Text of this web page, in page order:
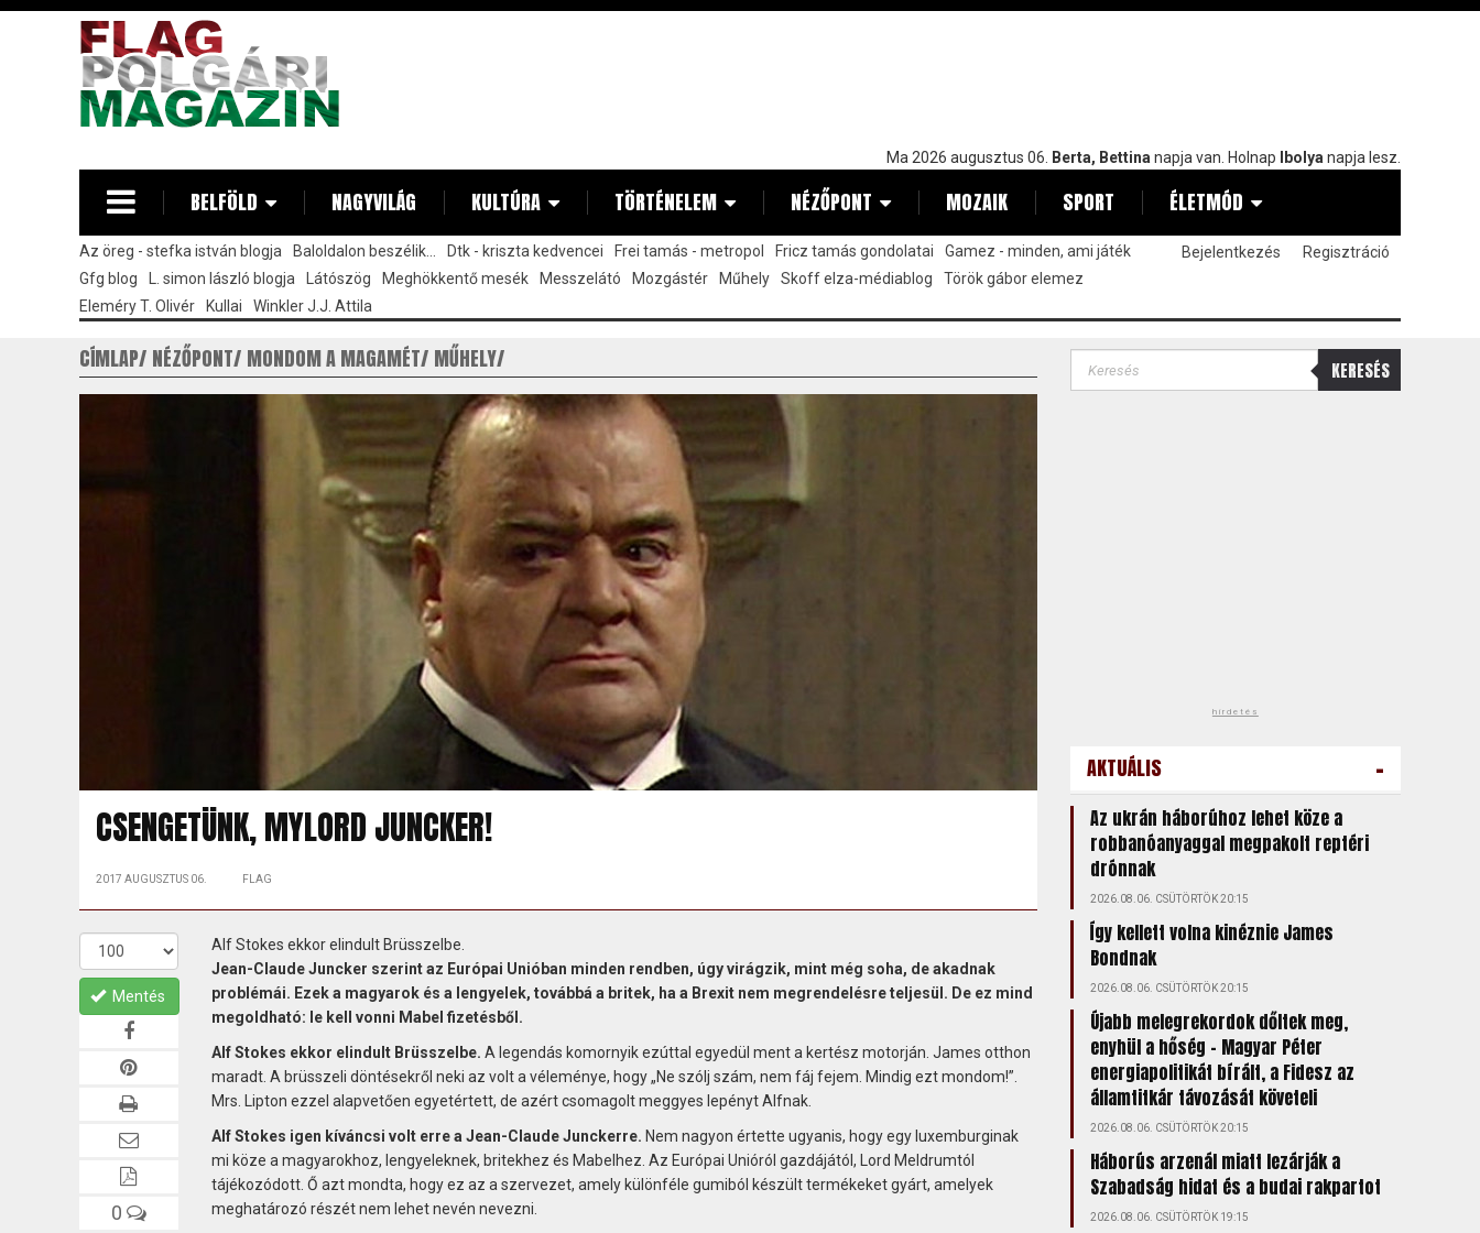
Ma 2026 augusztus 06. Berta, Bettina napja van. Holnap Ibolya napja lesz.
BELFÖLD NAGYVILÁG KULTÚRA TÖRTÉNELEM NÉZŐPONT MOZAIK SPORT ÉLETMÓD
Az öreg - stefka istván blogja Baloldalon beszélik... Dtk - kriszta kedvencei Frei tamás - metropol Fricz tamás gondolatai
Gamez - minden, ami játék
Gfg blog
L. simon lászló blogja Látószög Meghökkentő mesék Messzelátó Mozgástér Műhely Skoff elza-médiablog
Török gábor elemez
Eleméry T. Olivér
Kullai Winkler J.J. Attila
Bejelentkezés Regisztráció
CÍMLAP NÉZŐPONT MONDOM A MAGAMÉT MŰHELY
CSENGETÜNK, MYLORD JUNCKER!
2017 AUGUSZTUS 06. FLAG
Mentés
0
Alf Stokes ekkor elindult Brüsszelbe.
Jean-Claude Juncker szerint az Európai Unióban minden rendben, úgy virágzik, mint még soha, de akadnak
problémái. Ezek a magyarok és a lengyelek, továbbá a britek, ha a Brexit nem megrendelésre teljesül. De ez mind
megoldható: le kell vonni Mabel fizetésből.
Alf Stokes ekkor elindult Brüsszelbe. A legendás komornyik ezúttal egyedül ment a kertész motorján. James otthon
maradt. A brüsszeli döntésekről neki az volt a véleménye, hogy „Ne szólj szám, nem fáj fejem. Mindig ezt mondom!”.
Mrs. Lipton ezzel alapvetően egyetértett, de azért csomagolt meggyes lepényt Alfnak.
Alf Stokes igen kíváncsi volt erre a Jean-Claude Junckerre. Nem nagyon értette ugyanis, hogy egy luxemburginak
mi köze a magyarokhoz, lengyeleknek, britekhez és Mabelhez. Az Európai Unióról gazdájától, Lord Meldrumtól
tájékozódott. Ő azt mondta, hogy ez az a szervezet, amely különféle gumiból készült termékeket gyárt, amelyek
meghatározó részét nem lehet nevén nevezni.
KERESÉS
hirdetés
AKTUÁLIS -
Az ukrán háborúhoz lehet köze a
robbanóanyaggal megpakolt reptéri
drónnak
2026.08.06. CSÜTÖRTÖK 20:15
Így kellett volna kinéznie James
Bondnak
2026.08.06. CSÜTÖRTÖK 20:15
Újabb melegrekordok dőltek meg,
enyhül a hőség – Magyar Péter
energiapolitikát bírált, a Fidesz az
államtitkár távozását követeli
2026.08.06. CSÜTÖRTÖK 20:15
Háborús arzenál miatt lezárják a
Szabadság hidat és a budai rakpartot
2026.08.06. CSÜTÖRTÖK 19:15